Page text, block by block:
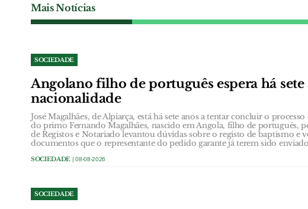
Mais Notícias
SOCIEDADE
Angolano filho de português espera há sete
nacionalidade
José Magalhães, de Alpiarça, está há sete anos a tentar concluir o
do primo Fernando Magalhães, nascido em Angola, filho de português,
de Registos e Notariado levantou dúvidas sobre o registo de baptismo e
documentos que o representante do pedido garante já terem sido
SOCIEDADE | 08-08-2026
SOCIEDADE